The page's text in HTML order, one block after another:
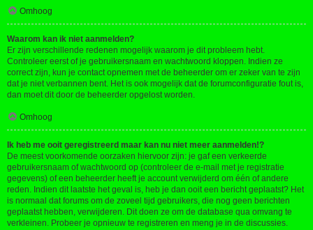
Omhoog
Waarom kan ik niet aanmelden?
Er zijn verschillende redenen mogelijk waarom je dit probleem hebt.
Controleer eerst of je gebruikersnaam en wachtwoord kloppen. Indien ze
correct zijn, kun je contact opnemen met de beheerder om er zeker van te zijn
dat je niet verbannen bent. Het is ook mogelijk dat de forumconfiguratie fout is,
dan moet dit door de beheerder opgelost worden.
Omhoog
Ik heb me ooit geregistreerd maar kan nu niet meer aanmelden!?
De meest voorkomende oorzaken hiervoor zijn: je gaf een verkeerde
gebruikersnaam of wachtwoord op (controleer de e-mail met je registratie
gegevens) of een beheerder heeft je account verwijderd om één of andere
reden. Indien dit laatste het geval is, heb je dan ooit een bericht geplaatst? Het
is normaal dat forums om de zoveel tijd gebruikers, die nog geen berichten
geplaatst hebben, verwijderen. Dit doen ze om de database qua omvang te
verkleinen. Probeer je opnieuw te registreren en meng je in de discussies.